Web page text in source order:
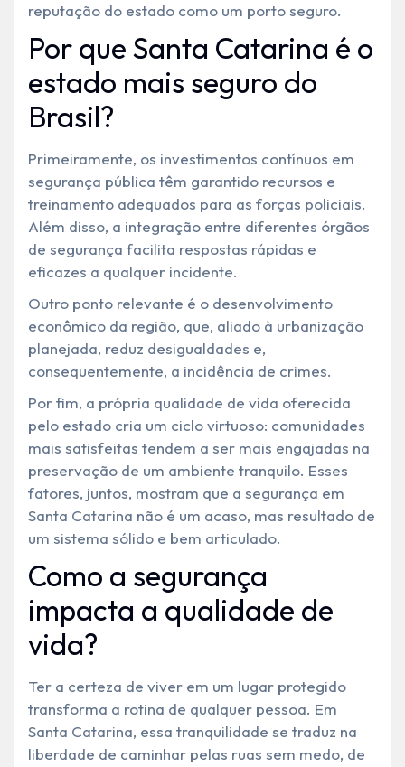
reputação do estado como um porto seguro.
Por que Santa Catarina é o
estado mais seguro do
Brasil?
Primeiramente, os investimentos contínuos em
segurança pública têm garantido recursos e
treinamento adequados para as forças policiais.
Além disso, a integração entre diferentes órgãos
de segurança facilita respostas rápidas e
eficazes a qualquer incidente.
Outro ponto relevante é o desenvolvimento
econômico da região, que, aliado à urbanização
planejada, reduz desigualdades e,
consequentemente, a incidência de crimes.
Por fim, a própria qualidade de vida oferecida
pelo estado cria um ciclo virtuoso: comunidades
mais satisfeitas tendem a ser mais engajadas na
preservação de um ambiente tranquilo. Esses
fatores, juntos, mostram que a segurança em
Santa Catarina não é um acaso, mas resultado de
um sistema sólido e bem articulado.
Como a segurança
impacta a qualidade de
vida?
Ter a certeza de viver em um lugar protegido
transforma a rotina de qualquer pessoa. Em
Santa Catarina, essa tranquilidade se traduz na
liberdade de caminhar pelas ruas sem medo, de